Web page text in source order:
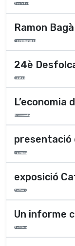
Societat
Ramon
Personatges
24è
Festes
Economia
presentació
Polí­tica
exposició
Cultura
Un informe
Polí­tica